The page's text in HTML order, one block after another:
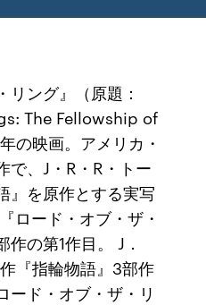
リング』（原題：
The Fellowship of
の映画。アメリカ・
で、J・R・R・トー
』を原作とする実写
ロード・オブ・ザ・
の第1作目。 J．
『指輪物語』3部作
ード・オブ・ザ・リ